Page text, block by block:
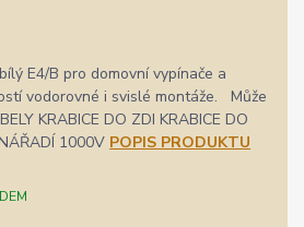
E4/B pro domovní vypínače a
vodorovné i svislé montáže. Může
KRABICE DO ZDI KRABICE DO
1000V POPIS PRODUKTU